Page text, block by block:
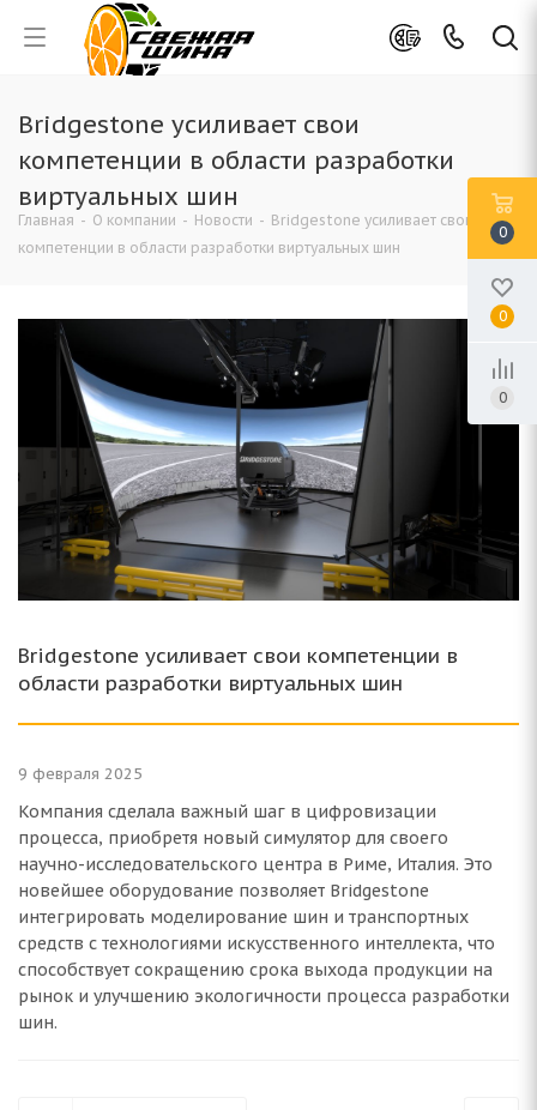
Bridgestone усиливает свои
компетенции в области разработки
виртуальных шин
Главная - О компании - Новости - Bridgestone усиливает свои
компетенции в области разработки виртуальных шин
Bridgestone усиливает свои компетенции в
области разработки виртуальных шин
9 февраля 2025
Компания сделала важный шаг в цифровизации
процесса, приобретя новый симулятор для своего
научно-исследовательского центра в Риме, Италия. Это
новейшее оборудование позволяет Bridgestone
интегрировать моделирование шин и транспортных
средств с технологиями искусственного интеллекта, что
способствует сокращению срока выхода продукции на
рынок и улучшению экологичности процесса разработки
шин.
0
0
0